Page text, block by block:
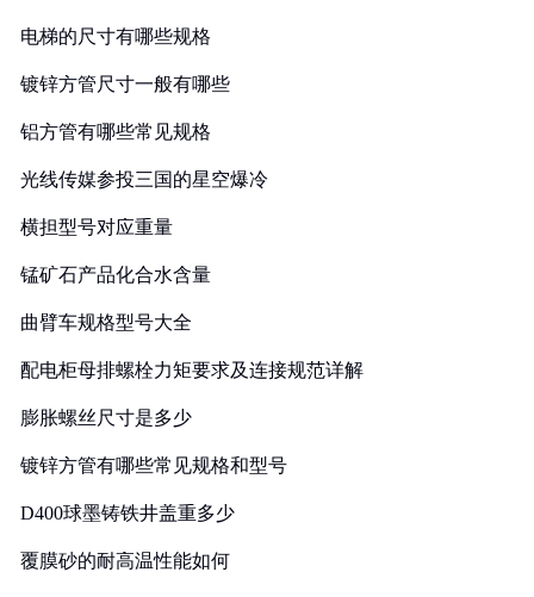
电梯的尺寸有哪些规格
镀锌方管尺寸一般有哪些
铝方管有哪些常见规格
光线传媒参投三国的星空爆冷
横担型号对应重量
锰矿石产品化合水含量
曲臂车规格型号大全
配电柜母排螺栓力矩要求及连接规范详解
膨胀螺丝尺寸是多少
镀锌方管有哪些常见规格和型号
D400球墨铸铁井盖重多少
覆膜砂的耐高温性能如何